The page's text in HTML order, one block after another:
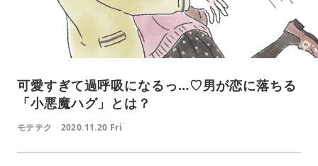
可愛すぎて過呼吸になるっ…♡男が恋に落ちる
「小悪魔ハグ」とは？
モテテク 2020.11.20 Fri